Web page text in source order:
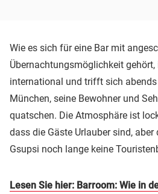
Wie es sich für eine Bar mit
Übernachtungsmöglichkeit
international und trifft sich abends
München, seine Bewohner und
quatschen. Die Atmosphäre ist
dass die Gäste Urlauber sind,
Gsupsi noch lange keine
Lesen Sie hier: Barroom: Wie in